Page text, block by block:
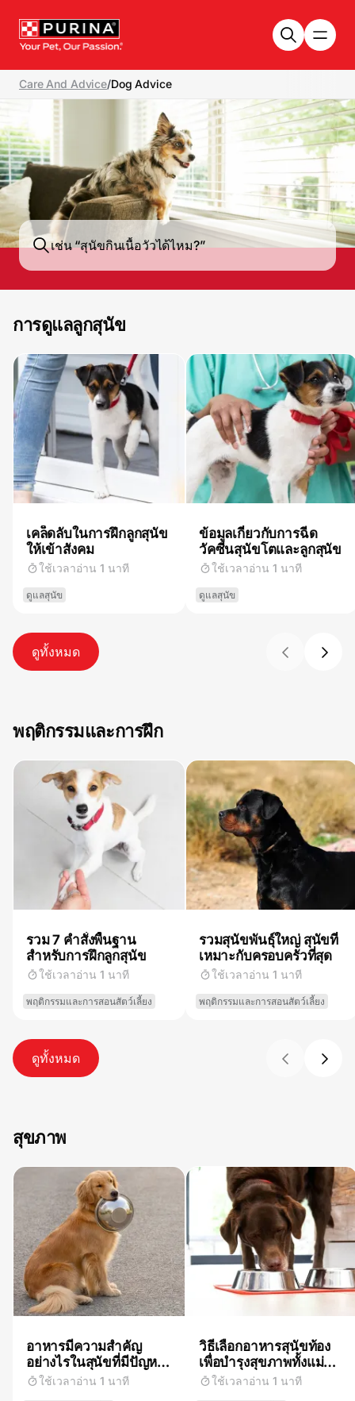
Care And Advice/Dog Advice
การดูแลลูกสุนัข
เคล็ดลับในการฝึกลูกสุนัข
ให้เข้าสังคม
ใช้เวลาอ่าน 1 นาที
ดูแลสุนัข
ข้อมูลเกี่ยวกับการฉีด
วัคซีนสุนัขโตและลูกสุนัข
ใช้เวลาอ่าน 1 นาที
ดูแลสุนัข
ดูทั้งหมด
พฤติกรรมและการฝึก
รวม 7 คำสั่งพื้นฐาน
สำหรับการฝึกลูกสุนัข
ใช้เวลาอ่าน 1 นาที
พฤติกรรมและการสอนสัตว์เลี้ยง
รวมสุนัขพันธุ์ใหญ่ สุนัขที่
เหมาะกับครอบครัวที่สุด
ใช้เวลาอ่าน 1 นาที
พฤติกรรมและการสอนสัตว์เลี้ยง
ดูทั้งหมด
สุขภาพ
อาหารมีความสำคัญ
อย่างไรในสุนัขที่มีปัญหา
ผิวหนังและขน
ใช้เวลาอ่าน 1 นาที
วิธีเลือกอาหารสุนัขท้อง
เพื่อบำรุงสุขภาพทั้งแม่
หมาและลูกน้อยในครรภ์
ใช้เวลาอ่าน 1 นาที